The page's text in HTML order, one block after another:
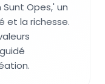
Opes,' un
et la richesse.